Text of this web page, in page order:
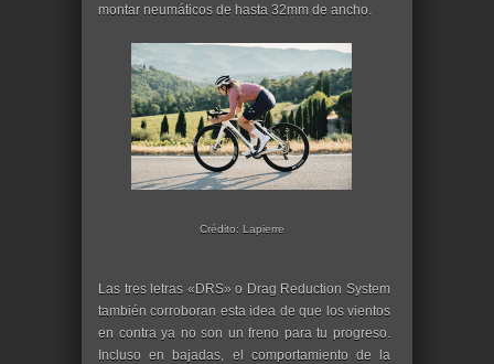
montar neumáticos de hasta 32mm de ancho.
Crédito: Lapierre
Las tres letras «DRS» o Drag Reduction System
también corroboran esta idea de que los vientos
en contra ya no son un freno para tu progreso.
Incluso en bajadas, el comportamiento de la